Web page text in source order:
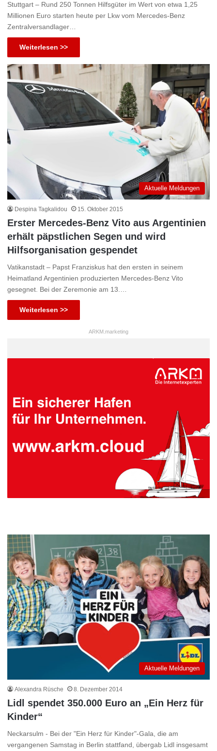
Stuttgart – Rund 250 Tonnen Hilfsgüter im Wert von etwa 1,25
Millionen Euro starten heute per Lkw vom Mercedes-Benz
Zentralversandlager…
Weiterlesen >>
Aktuelle Meldungen
Despina Tagkalidou 15. Oktober 2015
Erster Mercedes-Benz Vito aus Argentinien
erhält päpstlichen Segen und wird
Hilfsorganisation gespendet
Vatikanstadt – Papst Franziskus hat den ersten in seinem
Heimatland Argentinien produzierten Mercedes-Benz Vito
gesegnet. Bei der Zeremonie am 13.…
Weiterlesen >>
ARKM.marketing
Aktuelle Meldungen
Alexandra Rüsche 8. Dezember 2014
Lidl spendet 350.000 Euro an „Ein Herz für
Kinder“
Neckarsulm - Bei der "Ein Herz für Kinder"-Gala, die am
vergangenen Samstag in Berlin stattfand, übergab Lidl insgesamt